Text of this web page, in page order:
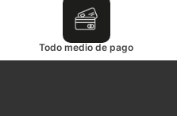
Todo medio de pago